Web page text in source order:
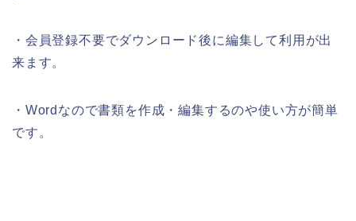
・会員登録不要でダウンロード後に編集して利用が出
来ます。
・Wordなので書類を作成・編集するのや使い方が簡単
です。